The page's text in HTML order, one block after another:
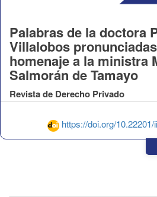
https://doi.org/
Palabras de la doctora
Villalobos
homenaje a la ministra
Salmorán de Tamayo
Revista de Derecho Privado